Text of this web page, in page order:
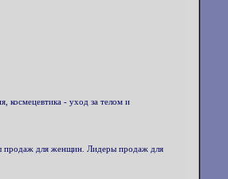
космецевтика - уход за телом и
продаж для женщин. Лидеры продаж для